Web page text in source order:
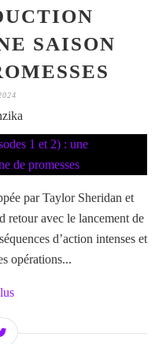
SAISON
par Taylor Sheridan et
retour avec le lancement de
d’action intenses et
opérations...